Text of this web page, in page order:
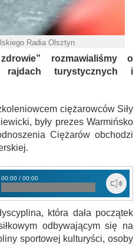
Radia Olsztyn
rozmawialiśmy o
rajdach turystycznych i
ciężarowców Siły
były prezes Warmińsko
Ciężarów obchodzi
00:00 / 00:00
która dała początek
odbywającym się na
sportowej kulturyści, osoby